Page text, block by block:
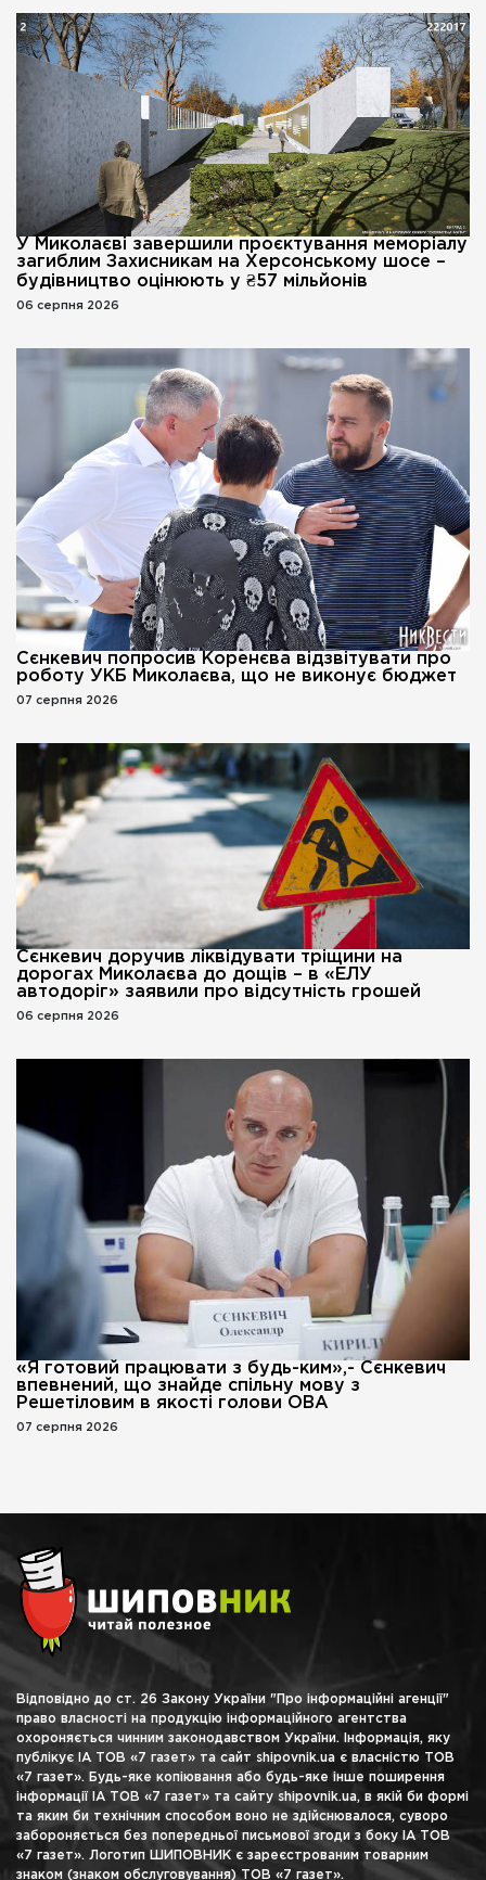
У Миколаєві завершили проєктування меморіалу
загиблим Захисникам на Херсонському шосе –
будівництво оцінюють у ₴57 мільйонів
06 серпня 2026
Сєнкевич попросив Коренєва відзвітувати про
роботу УКБ Миколаєва, що не виконує бюджет
07 серпня 2026
Сєнкевич доручив ліквідувати тріщини на
дорогах Миколаєва до дощів – в «ЕЛУ
автодоріг» заявили про відсутність грошей
06 серпня 2026
«Я готовий працювати з будь-ким»,- Сєнкевич
впевнений, що знайде спільну мову з
Решетіловим в якості голови ОВА
07 серпня 2026
Відповідно до ст. 26 Закону України "Про інформаційні агенції"
право власності на продукцію інформаційного агентства
охороняється чинним законодавством України. Інформація, яку
публікує ІА ТОВ «7 газет» та сайт shipovnik.ua є власністю ТОВ
«7 газет». Будь-яке копіювання або будь-яке інше поширення
інформації ІА ТОВ «7 газет» та сайту shipovnik.ua, в якій би формі
та яким би технічним способом воно не здійснювалося, суворо
забороняється без попередньої письмової згоди з боку ІА ТОВ
«7 газет». Логотип ШИПОВНИК є зареєстрованим товарним
знаком (знаком обслуговування) ТОВ «7 газет».